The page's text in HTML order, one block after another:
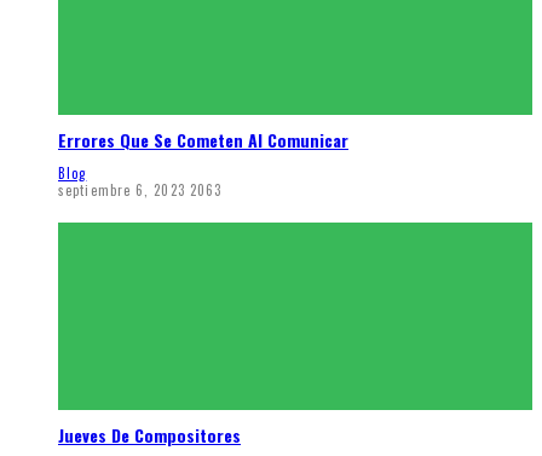
Errores Que Se Cometen Al Comunicar
Blog
septiembre 6, 2023 2063
Jueves De Compositores